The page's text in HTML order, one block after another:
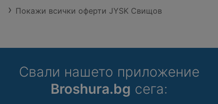
Покажи всички оферти JYSK Свищов
Свали нашето приложение
Broshura.bg сега: